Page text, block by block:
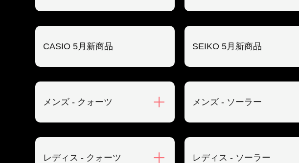
CASIO 5月新商品 SEIKO 5月新商品
メンズ - クォーツ メンズ - ソーラー
レディス - クォーツ レディス - ソーラー